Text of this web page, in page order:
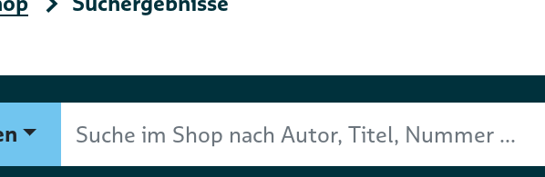
nach Autor, Titel, Nummer ...